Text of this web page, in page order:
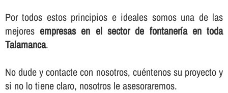
Por todos estos principios e ideales somos una de las
mejoresempresas en el sector de fontanerí­a en toda
Talamanca.
No dude y contacte con nosotros, cuéntenos su proyecto y
si no lo tiene claro, nosotros le asesoraremos.